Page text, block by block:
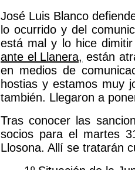
José Luis Blanco
lo ocurrido y del
está mal y lo hice
ante el Llanera, están
en medios de
hostias y estamos muy
también. Llegaron a
Tras conocer las
socios para el martes
Llosona. Allí se tratarán